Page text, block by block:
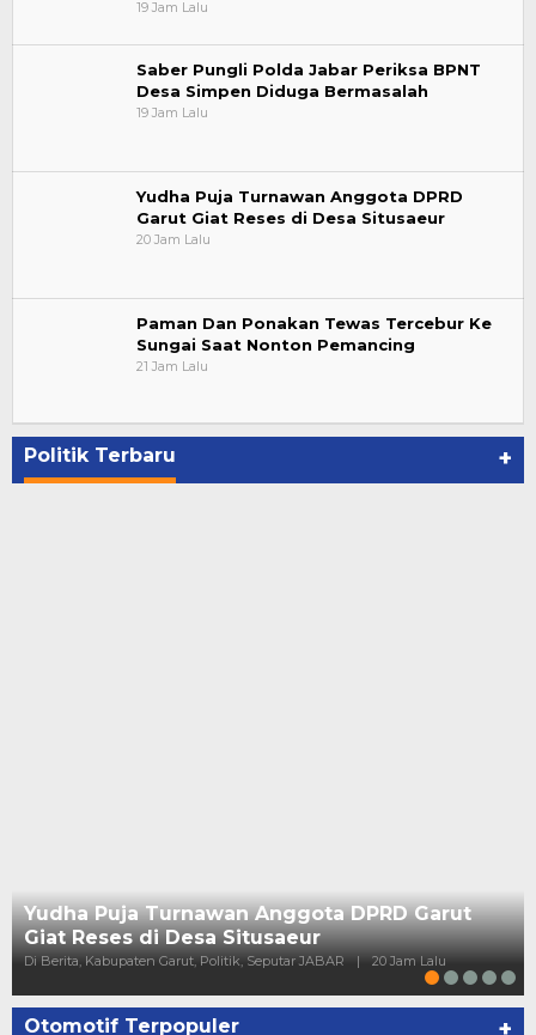
19 Jam Lalu
Saber Pungli Polda Jabar Periksa BPNT
Desa Simpen Diduga Bermasalah
19 Jam Lalu
Yudha Puja Turnawan Anggota DPRD
Garut Giat Reses di Desa Situsaeur
20 Jam Lalu
Paman Dan Ponakan Tewas Tercebur Ke
Sungai Saat Nonton Pemancing
21 Jam Lalu
Politik Terbaru +
Yudha Puja Turnawan Anggota DPRD Garut
Giat Reses di Desa Situsaeur
Di Berita, Kabupaten Garut, Politik, Seputar JABAR | 20 Jam Lalu
Otomotif Terpopuler +